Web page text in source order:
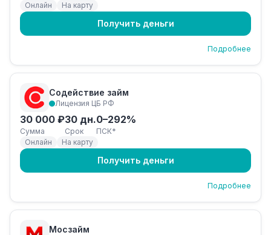
Онлайн
На карту
Получить деньги
Подробнее
Содействие займ
Лицензия ЦБ РФ
30 000 ₽
Сумма
30 дн.
Срок
0–292%
ПСК*
Онлайн
На карту
Получить деньги
Подробнее
Мосзайм